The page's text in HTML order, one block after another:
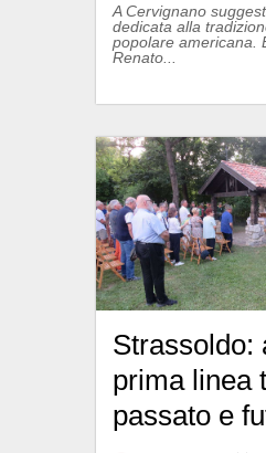
A Cervignano
dedicata alla
popolare americana.
Renato...
Strassoldo:
prima linea
passato e